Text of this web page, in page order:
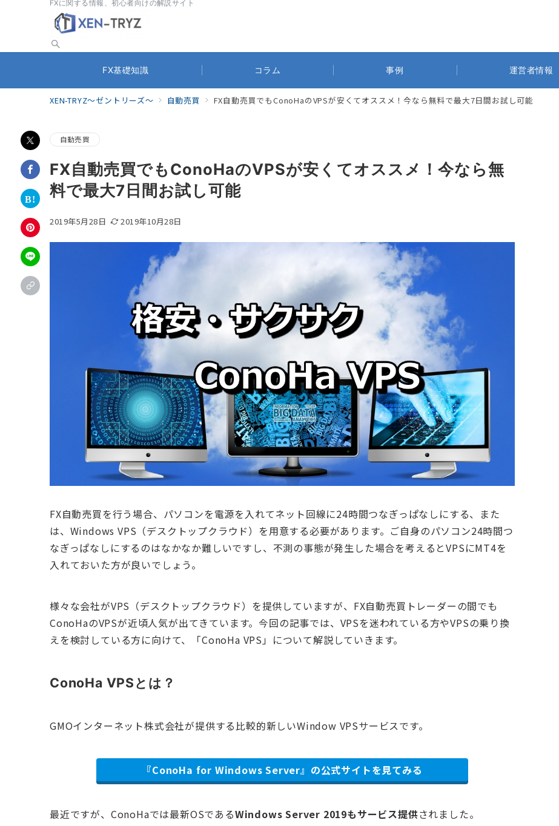
FXに関する情報、初心者向けの解説サイト
FX基礎知識 コラム 事例 運営者情報
XEN-TRYZ～ゼントリーズ～ 自動売買 FX自動売買でもConoHaのVPSが安くてオススメ！今なら無料で最大7日間お試し可能
自動売買
FX自動売買でもConoHaのVPSが安くてオススメ！今なら無
料で最大7日間お試し可能
2019年5月28日 2019年10月28日
FX自動売買を行う場合、パソコンを電源を入れてネット回線に24時間つなぎっぱなしにする、また
は、Windows VPS（デスクトップクラウド）を用意する必要があります。ご自身のパソコン24時間つ
なぎっぱなしにするのはなかなか難しいですし、不測の事態が発生した場合を考えるとVPSにMT4を
入れておいた方が良いでしょう。
様々な会社がVPS（デスクトップクラウド）を提供していますが、FX自動売買トレーダーの間でも
ConoHaのVPSが近頃人気が出てきています。今回の記事では、VPSを迷われている方やVPSの乗り換
えを検討している方に向けて、「ConoHa VPS」について解説していきます。
ConoHa VPSとは？
GMOインターネット株式会社が提供する比較的新しいWindow VPSサービスです。
『ConoHa for Windows Server』の公式サイトを見てみる
最近ですが、ConoHaでは最新OSであるWindows Server 2019もサービス提供されました。